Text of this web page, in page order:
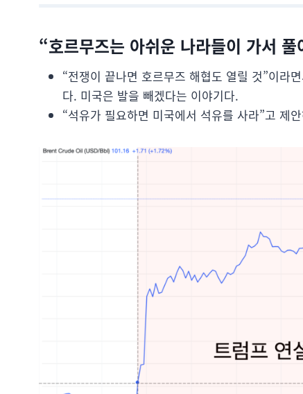
“호르무즈는 아쉬운 나라들이 가서
“전쟁이 끝나면 호르무즈 해협도 열릴 것”이라
다. 미국은 발을 빼겠다는 이야기다.
“석유가 필요하면 미국에서 석유를 사라”고 제